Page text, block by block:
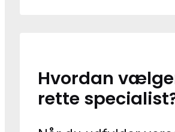
Hvordan
rette